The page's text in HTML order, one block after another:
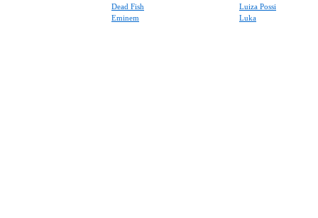
Dead Fish
Eminem
Luiza Possi
Luka